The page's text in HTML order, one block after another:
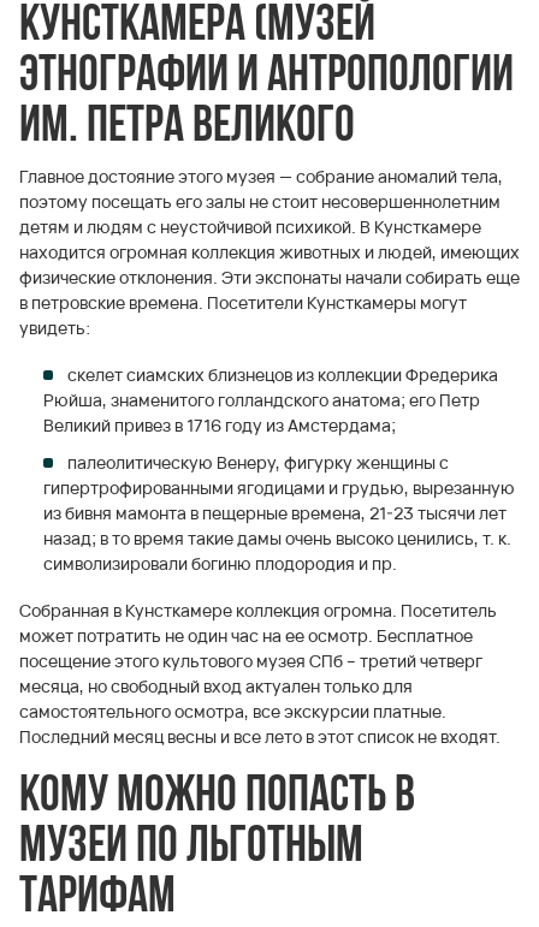
Кунсткамера (музей
этнографии и антропологии
им. Петра Великого
Главное достояние этого музея — собрание аномалий тела,
поэтому посещать его залы не стоит несовершеннолетним
детям и людям с неустойчивой психикой. В Кунсткамере
находится огромная коллекция животных и людей, имеющих
физические отклонения. Эти экспонаты начали собирать еще
в петровские времена. Посетители Кунсткамеры могут
увидеть:
скелет сиамских близнецов из коллекции Фредерика
Рюйша, знаменитого голландского анатома; его Петр
Великий привез в 1716 году из Амстердама;
палеолитическую Венеру, фигурку женщины с
гипертрофированными ягодицами и грудью, вырезанную
из бивня мамонта в пещерные времена, 21-23 тысячи лет
назад; в то время такие дамы очень высоко ценились, т. к.
символизировали богиню плодородия и пр.
Собранная в Кунсткамере коллекция огромна. Посетитель
может потратить не один час на ее осмотр. Бесплатное
посещение этого культового музея СПб – третий четверг
месяца, но свободный вход актуален только для
самостоятельного осмотра, все экскурсии платные.
Последний месяц весны и все лето в этот список не входят.
Кому можно попасть в
музеи по льготным
тарифам